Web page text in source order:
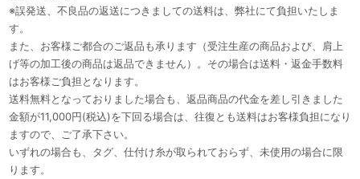
※誤発送、不良品の返送につきましての送料は、弊社にて負担いたしま
す。
また、お客様ご都合のご返品も承ります（受注生産の商品および、肩上
げ等の加工後の商品は返品できません）。その場合は送料・返金手数料
はお客様ご負担となります。
送料無料となっておりました場合も、返品商品の代金を差し引きました
金額が11,000円(税込)を下回る場合は、往復とも送料はお客様負担になり
ますので、ご了承下さい。
いずれの場合も、タグ、仕付け糸が取られておらず、未使用の場合に限
ります。